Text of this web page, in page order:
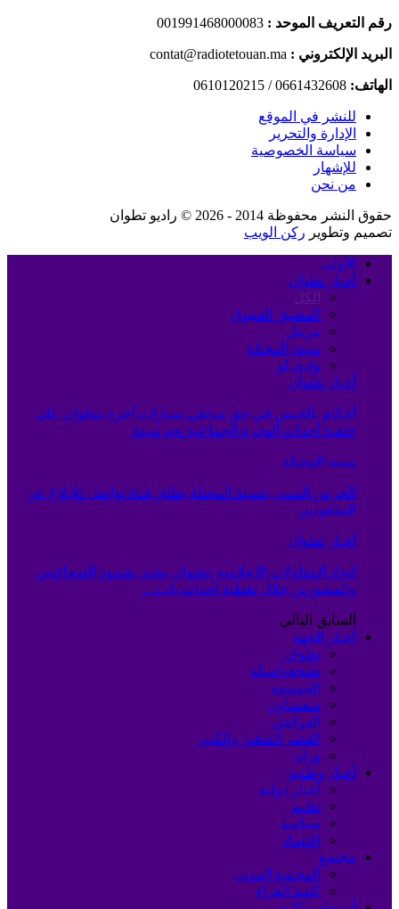
رقم التعريف الموحد : 001991468000083
البريد الإلكتروني : contat@radiotetouan.ma
الهاتف: 0661432608 / 0610120215
للنشر في الموقع
الإدارة والتحرير
سياسة الخصوصية
للإشهار
من نحن
حقوق النشر محفوظة 2014 - 2026 © راديو تطوان
تصميم وتطوير ركن الويب
الأولى
أخبار تطوان
الكل
المضيق الفنيدق
مرتيل
سبته المحتلة
وادي لو
أخبار تطوان
أحكام بالحبس في حق سائقي سيارات أجرة بتطوان على
خلفية أحداث الهجرة الجماعية نحو سبتة
سبته المحتلة
الحرس المدني بسبتة المحتلة يطلق قناة تواصل للإبلاغ عن
المفقودين
أخبار تطوان
اتحاد المقاولات الإعلامية بتطوان يشيد بصمود الصحافيين
والمصورين خلال تغطية أحداث باب…
السابق التالي
أخبار الجهة
تطوان
طنجة-أصيلة
الحسيمة
شفشاون
العرائش
القصر الصغير والكبير
وزان
أخبار وطنية
أخبار دولية
تعليم
سياسة
اقتصاد
مجتمع
المجتمع المدني
كلمة القراء